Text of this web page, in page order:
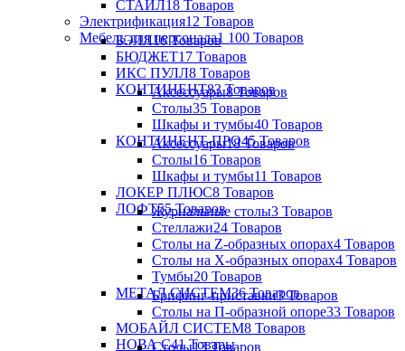
СТАЙЛ18 Товаров
Электрификация12 Товаров
Мебель для персонала1 100 Товаров
БЭЛЛ16 Товаров
БЮДЖЕТ17 Товаров
ИКС ПУЛЛ8 Товаров
КОНТИНЕНТ83 Товаров
Аксессуары8 Товаров
Столы35 Товаров
Шкафы и тумбы40 Товаров
КОНТИНЕНТ-ПРО45 Товаров
Аксессуары18 Товаров
Столы16 Товаров
Шкафы и тумбы11 Товаров
ЛОКЕР ПЛЮС8 Товаров
ЛОФТ55 Товаров
Журнальные столы3 Товаров
Стеллажи24 Товаров
Столы на Z-образных опорах4 Товаров
Столы на Х-образных опорах4 Товаров
Тумбы20 Товаров
МЕТАЛ СИСТЕМ36 Товаров
Брифинг-приставки3 Товаров
Столы на П-образной опоре33 Товаров
МОБАЙЛ СИСТЕМ8 Товаров
НОВА С41 Товары
Столы13 Товаров